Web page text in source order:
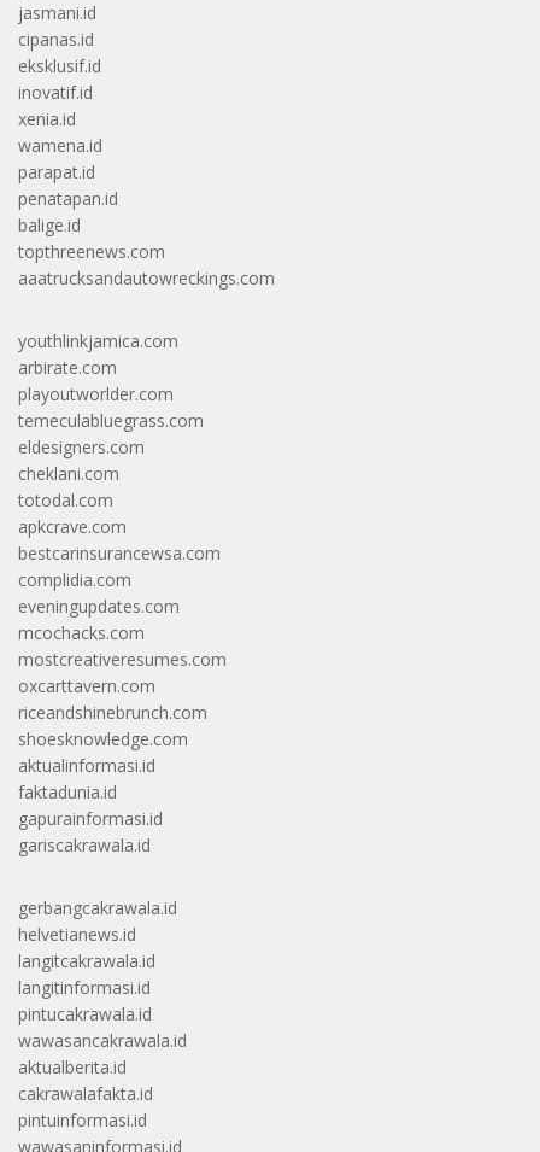
jasmani.id
cipanas.id
eksklusif.id
inovatif.id
xenia.id
wamena.id
parapat.id
penatapan.id
balige.id
topthreenews.com
aaatrucksandautowreckings.com
youthlinkjamica.com
arbirate.com
playoutworlder.com
temeculabluegrass.com
eldesigners.com
cheklani.com
totodal.com
apkcrave.com
bestcarinsurancewsa.com
complidia.com
eveningupdates.com
mcochacks.com
mostcreativeresumes.com
oxcarttavern.com
riceandshinebrunch.com
shoesknowledge.com
aktualinformasi.id
faktadunia.id
gapurainformasi.id
gariscakrawala.id
gerbangcakrawala.id
helvetianews.id
langitcakrawala.id
langitinformasi.id
pintucakrawala.id
wawasancakrawala.id
aktualberita.id
cakrawalafakta.id
pintuinformasi.id
wawasaninformasi.id